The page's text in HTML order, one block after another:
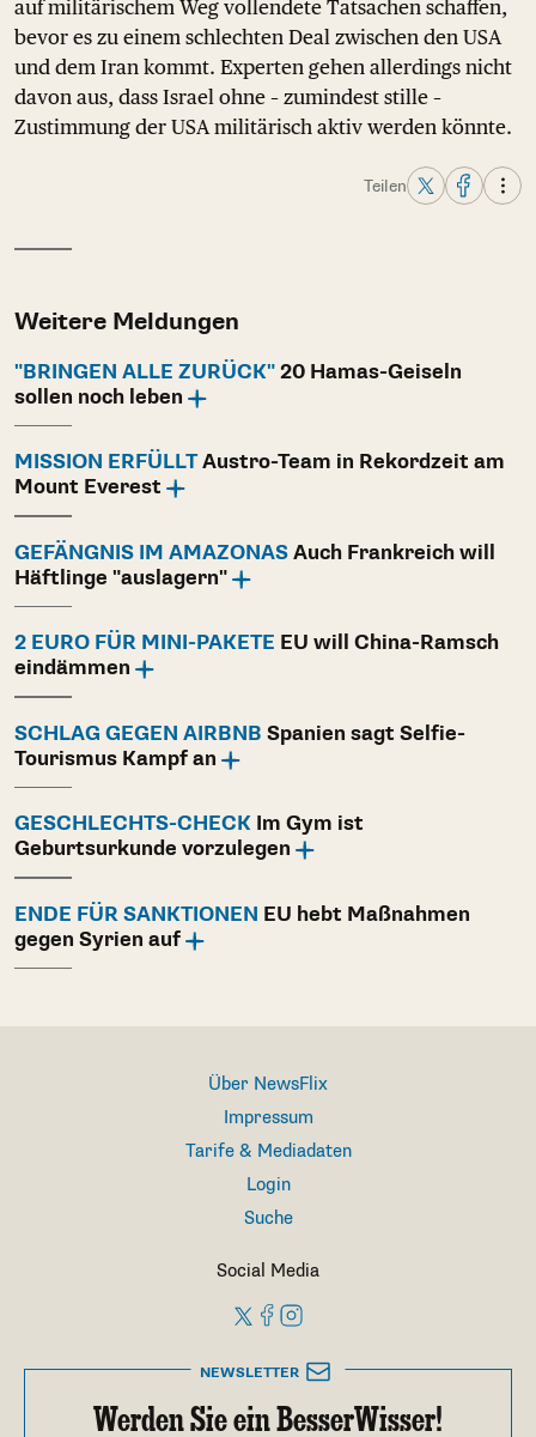
auf militärischem Weg vollendete Tatsachen schaffen,
bevor es zu einem schlechten Deal zwischen den USA
und dem Iran kommt. Experten gehen allerdings nicht
davon aus, dass Israel ohne – zumindest stille –
Zustimmung der USA militärisch aktiv werden könnte.
Teilen
Weitere Meldungen
"BRINGEN ALLE ZURÜCK" 20 Hamas-Geiseln
sollen noch leben
MISSION ERFÜLLTAustro-Team in Rekordzeit am
Mount Everest
GEFÄNGNIS IM AMAZONAS Auch Frankreich will
Häftlinge "auslagern"
2 EURO FÜR MINI-PAKETE EU will China-Ramsch
eindämmen
SCHLAG GEGEN AIRBNB Spanien sagt Selfie-
Tourismus Kampf an
GESCHLECHTS-CHECK Im Gym ist
Geburtsurkunde vorzulegen
ENDE FÜR SANKTIONEN EU hebt Maßnahmen
gegen Syrien auf
Über NewsFlix
Impressum
Tarife & Mediadaten
Login
Suche
Social Media
NEWSLETTER
Werden Sie ein BesserWisser!